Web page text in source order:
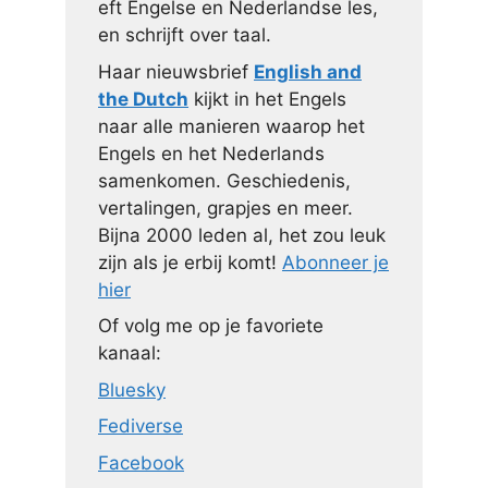
eft Engelse en Nederlandse les,
en schrijft over taal.
Haar nieuwsbrief English and
the Dutch kijkt in het Engels
naar alle manieren waarop het
Engels en het Nederlands
samenkomen. Geschiedenis,
vertalingen, grapjes en meer.
Bijna 2000 leden al, het zou leuk
zijn als je erbij komt! Abonneer je
hier
Of volg me op je favoriete
kanaal:
Bluesky
Fediverse
Facebook